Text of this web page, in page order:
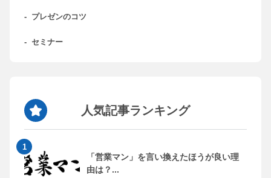
- プレゼンのコツ
- セミナー
人気記事ランキング
「営業マン」を言い換えたほうが良い理
由は？...